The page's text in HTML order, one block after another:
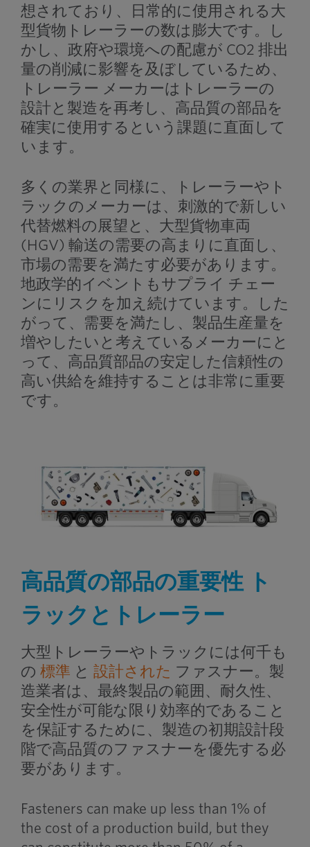
想されており、日常的に使用される大
型貨物トレーラーの数は膨大です。し
かし、政府や環境への配慮が CO2 排出
量の削減に影響を及ぼしているため、
トレーラー メーカーはトレーラーの
設計と製造を再考し、高品質の部品を
確実に使用するという課題に直面して
います。
多くの業界と同様に、トレーラーやト
ラックのメーカーは、刺激的で新しい
代替燃料の展望と、大型貨物車両
(HGV) 輸送の需要の高まりに直面し、
市場の需要を満たす必要があります。
地政学的イベントもサプライ チェー
ンにリスクを加え続けています。した
がって、需要を満たし、製品生産量を
増やしたいと考えているメーカーにと
って、高品質部品の安定した信頼性の
高い供給を維持することは非常に重要
です。
高品質の部品の重要性
ト
ラックとトレーラー
大型トレーラーやトラックには何千も
の 標準 と 設計された ファスナー。製
造業者は、最終製品の範囲、耐久性、
安全性が可能な限り効率的であること
を保証するために、製造の初期設計段
階で高品質のファスナーを優先する必
要があります。
Fasteners can make up less than 1% of
the cost of a production build, but they